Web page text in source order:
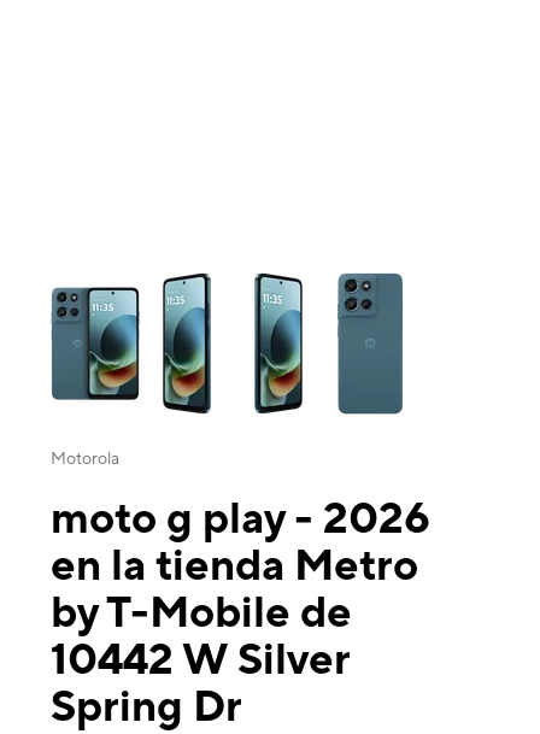
This carousel contains a column of small thumbnails. Selecting a
Motorola
moto g play - 2026
en la tienda Metro
by T-Mobile de
10442 W Silver
Spring Dr